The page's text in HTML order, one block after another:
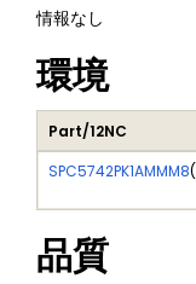
情報なし
環境
Part/12NC
SPC5742PK1AMMM8(
品質